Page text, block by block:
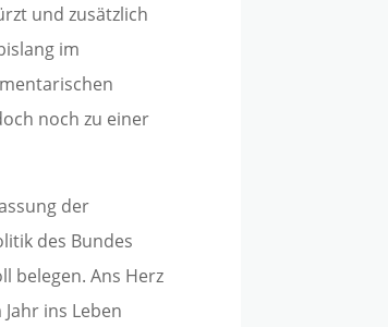
und zusätzlich
im
noch zu einer
der
des Bundes
belegen. Ans Herz
ins Leben